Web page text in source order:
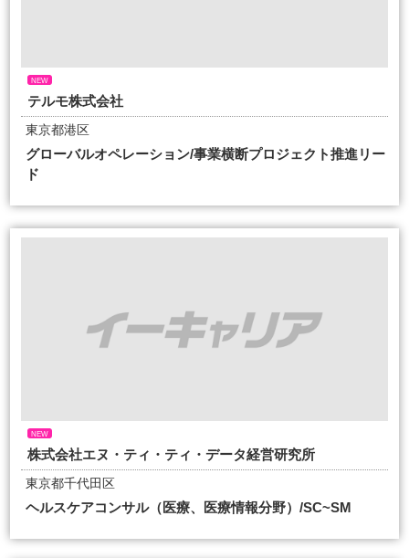
NEW
テルモ株式会社
東京都港区
グローバルオペレーション/事業横断プロジェクト推進リー
ド
NEW
株式会社エヌ・ティ・ティ・データ経営研究所
東京都千代田区
ヘルスケアコンサル（医療、医療情報分野）/SC~SM